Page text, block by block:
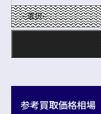
参考買取価格相場